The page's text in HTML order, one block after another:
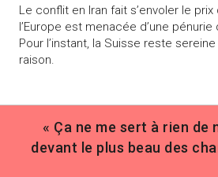
Le conflit en Iran fait s’envoler le
l’Europe est menacée d’une pénurie
Pour l’instant, la Suisse reste
raison.
« Ça ne me sert à rien de
devant le plus beau des